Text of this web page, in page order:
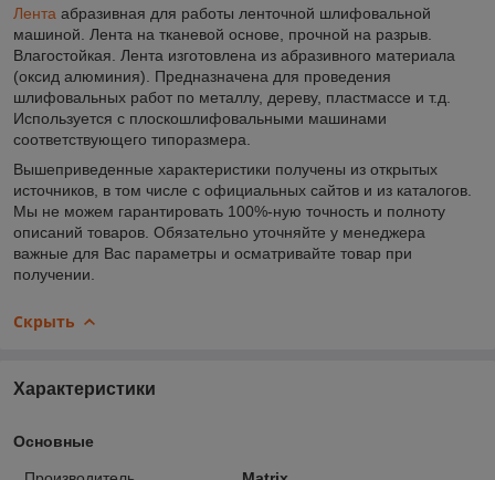
Лента абразивная для работы ленточной шлифовальной
машиной. Лента на тканевой основе, прочной на разрыв.
Влагостойкая. Лента изготовлена из абразивного материала
(оксид алюминия). Предназначена для проведения
шлифовальных работ по металлу, дереву, пластмассе и т.д.
Используется с плоскошлифовальными машинами
соответствующего типоразмера.
Вышеприведенные характеристики получены из открытых
источников, в том числе с официальных сайтов и из каталогов.
Мы не можем гарантировать 100%-ную точность и полноту
описаний товаров. Обязательно уточняйте у менеджера
важные для Вас параметры и осматривайте товар при
получении.
Скрыть
Характеристики
Основные